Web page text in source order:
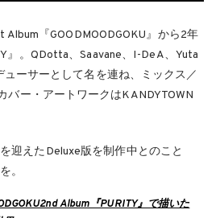
Album『GOODMOODGOKU』から2年
』。QDotta、Saavane、I-DeA、Yuta
ューサーとして名を連ね、ミックス／
バー・アートワークはKANDYTOWN
迎えたDeluxe版を制作中とのこと
。
Album『PURITY』で描いた